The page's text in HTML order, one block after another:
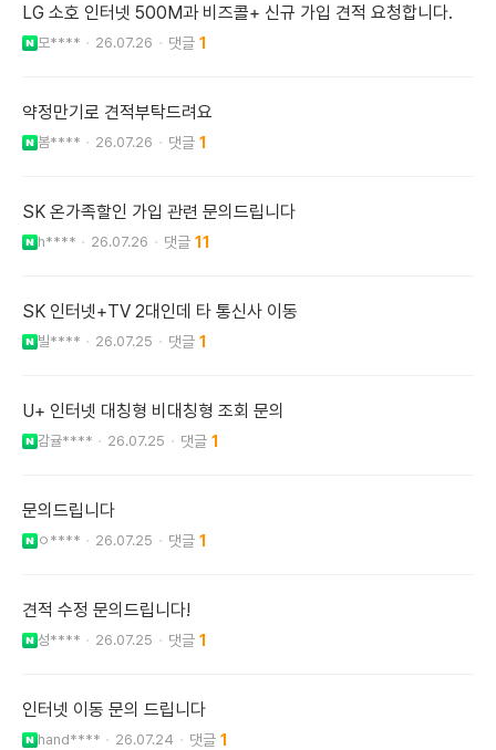
LG 소호 인터넷 500M과 비즈콜+ 신규 가입 견적 요청합니다.
모**** 26.07.26 1
약정만기로 견적부탁드려요
봄**** 26.07.26 1
SK 온가족할인 가입 관련 문의드립니다
h**** 26.07.26 11
SK 인터넷+TV 2대인데 타 통신사 이동
빌**** 26.07.25 1
U+ 인터넷 대칭형 비대칭형 조회 문의
감귤**** 26.07.25 1
문의드립니다
ㅇ**** 26.07.25 1
견적 수정 문의드립니다!
성**** 26.07.25 1
인터넷 이동 문의 드립니다
hand**** 26.07.24 1